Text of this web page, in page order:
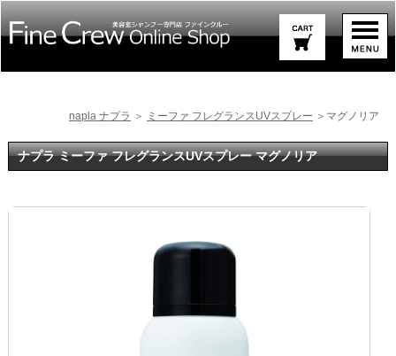
napla ナプラ ＞ ミーファ フレグランスUVスプレー ＞マグノリア
ナプラ ミーファ フレグランスUVスプレー マグノリア